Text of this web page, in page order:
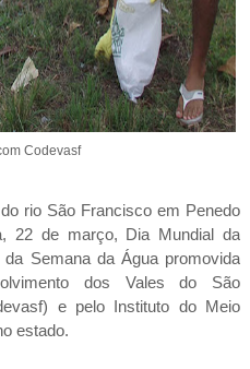
Codevasf
rio São Francisco em Penedo
22 de março, Dia Mundial da
Semana da Água promovida
dos Vales do São
e pelo Instituto do Meio
estado.